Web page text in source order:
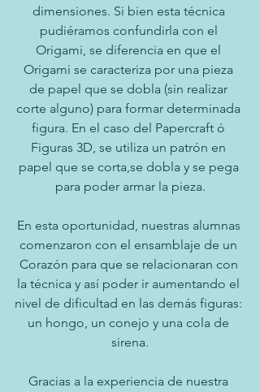
dimensiones. Si bien esta técnica
pudiéramos confundirla con el
Origami, se diferencia en que el
Origami se caracteriza por una pieza
de papel que se dobla (sin realizar
corte alguno) para formar determinada
figura. En el caso del Papercraft ó
Figuras 3D, se utiliza un patrón en
papel que se corta,se dobla y se pega
para poder armar la pieza.
En esta oportunidad, nuestras alumnas
comenzaron con el ensamblaje de un
Corazón para que se relacionaran con
la técnica y así poder ir aumentando el
nivel de dificultad en las demás figuras:
un hongo, un conejo y una cola de
sirena.
Gracias a la experiencia de nuestra